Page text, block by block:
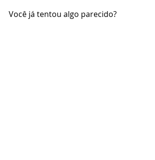
Você já tentou algo parecido?